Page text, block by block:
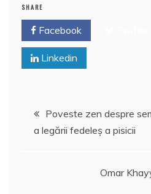
SHARE
Facebook
Linkedin
Navigare
Poveste zen despre
a legării fedeleş a pisicii
Omar